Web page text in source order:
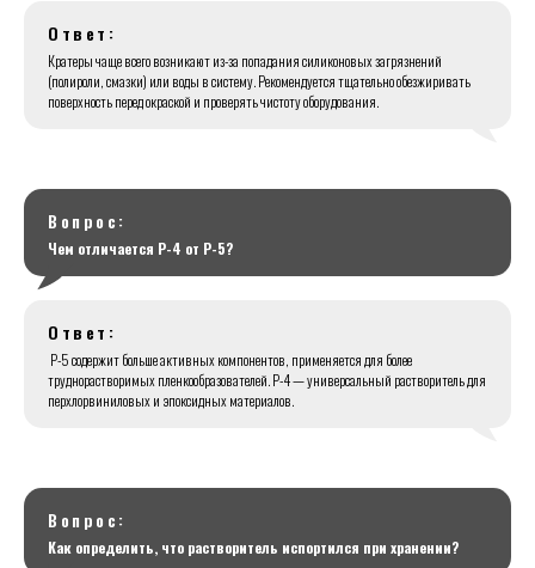
Ответ:
Кратеры чаще всего возникают из-за попадания силиконовых загрязнений
(полироли, смазки) или воды в систему. Рекомендуется тщательно обезжиривать
поверхность перед окраской и проверять чистоту оборудования.
Вопрос:
Чем отличается Р-4 от Р-5?
Ответ:
Р-5 содержит больше активных компонентов, применяется для более
труднорастворимых пленкообразователей. Р-4 — универсальный растворитель для
перхлорвиниловых и эпоксидных материалов.
Вопрос:
Как определить, что растворитель испортился при хранении?